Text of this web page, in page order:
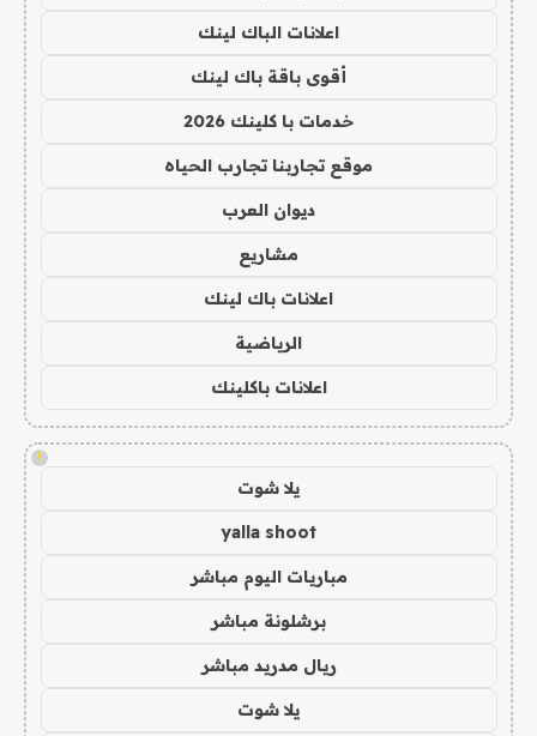
اعلانات الباك لينك
أقوى باقة باك لينك
خدمات با كلينك 2026
موقع تجاربنا تجارب الحياه
ديوان العرب
مشاريع
اعلانات باك لينك
الرياضية
اعلانات باكلينك
!
يلا شوت
yalla shoot
مباريات اليوم مباشر
برشلونة مباشر
ريال مدريد مباشر
يلا شوت